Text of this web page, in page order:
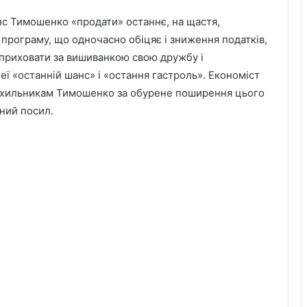
Тимошенко «продати» останнє, на щастя,
що одночасно обіцяє і зниження податків,
за вишиванкою свою дружбу і
шанс» і «остання гастроль». Економіст
Тимошенко за обурене поширення цього
посил.